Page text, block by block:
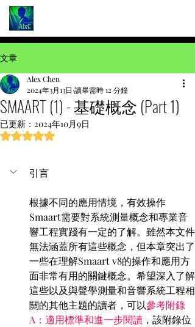
文章
SMAART (1) - 基礎概念 (Part 1)
Alex Chen
2024年3月13日 讀畢需時 12 分鐘
已更新： 2024年10月9日
評等為 NaN（最高為 5 顆星）。
引言
根據不同的應用情境，有效操作
Smaart需要對系統測量概念和專業音
響工程實踐有一定的了解。雖然本文件
無法涵蓋所有這些概念，但本章突出了
一些在理解Smaart v8的操作和應用方
面非常有用的關鍵概念。希望深入了解
這些以及與聲學測量和音響系統工程相
關的其他主題的讀者，可以參考附錄
A：適用標準和進一步閱讀 ，該附錄位